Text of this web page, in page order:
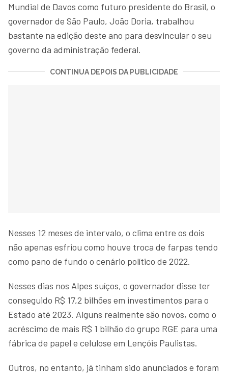
Mundial de Davos como futuro presidente do Brasil, o
governador de São Paulo, João Doria, trabalhou
bastante na edição deste ano para desvincular o seu
governo da administração federal.
CONTINUA DEPOIS DA PUBLICIDADE
Nesses 12 meses de intervalo, o clima entre os dois
não apenas esfriou como houve troca de farpas tendo
como pano de fundo o cenário político de 2022.
Nesses dias nos Alpes suíços, o governador disse ter
conseguido R$ 17,2 bilhões em investimentos para o
Estado até 2023. Alguns realmente são novos, como o
acréscimo de mais R$ 1 bilhão do grupo RGE para uma
fábrica de papel e celulose em Lençóis Paulistas.
Outros, no entanto, já tinham sido anunciados e foram